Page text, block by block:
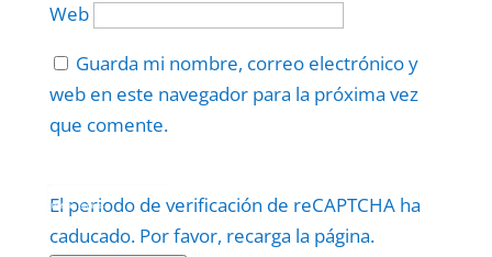
Web
Guarda mi nombre, correo electrónico y
web en este navegador para la próxima vez
que comente.
El periodo de verificación de reCAPTCHA ha
caducado. Por favor, recarga la página.
Politica–Términos.